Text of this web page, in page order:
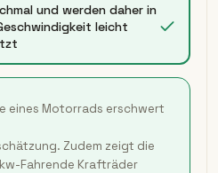
und werden daher in
leicht
eines Motorrads erschwert
Zudem zeigt die
Fahrende Krafträder